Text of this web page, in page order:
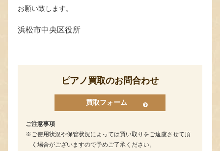
お願い致します。
浜松市中央区役所
ピアノ買取のお問合わせ
買取フォーム
ご注意事項
ご使用状況や保管状況によっては買い取りをご遠慮させて頂
く場合がございますので予めご了承ください。